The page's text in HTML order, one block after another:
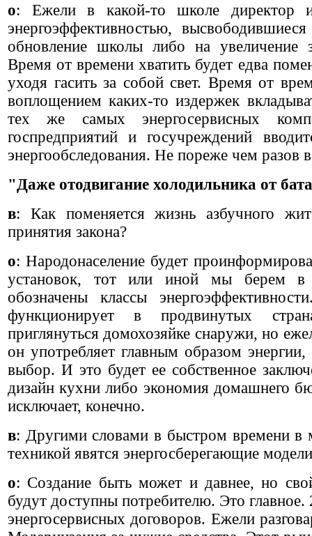
о: Ежели в какой-то школе директор и
энергоэффективностью,
обновление школы либо на увеличение
Время от времени хватить будет едва
уходя гасить за собой свет. Время от
воплощением каких-то издержек
тех же самых энергосервисных
госпредприятий и госучреждений
энергообследования. Не пореже чем разов
"Даже отодвигание холодильника от
в: Как поменяется жизнь азбучного
принятия закона?
о: Народонаселение будет
установок, тот или иной мы берем в
обозначены классы
функционирует в продвинутых
приглянуться домохозяйке снаружи, но
он употребляет главным образом энергии,
выбор. И это будет ее собственное
дизайн кухни либо экономия домашнего
исключает, конечно.
в: Другими словами в быстром времени в
техникой явятся энергосберегающие
о: Создание быть может и давнее, но
будут доступны потребителю. Это главное.
энергосервисных договоров. Ежели